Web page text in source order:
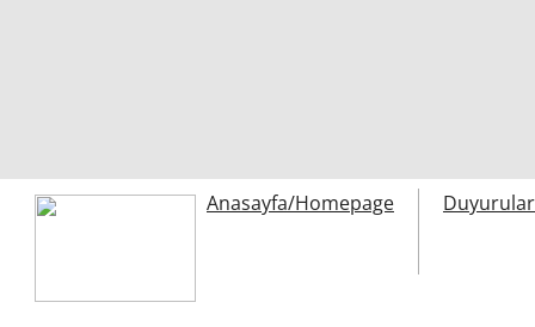
Anasayfa/Homepage